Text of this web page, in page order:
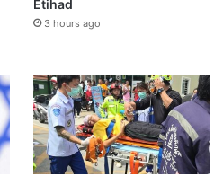
Etihad
3 hours ago